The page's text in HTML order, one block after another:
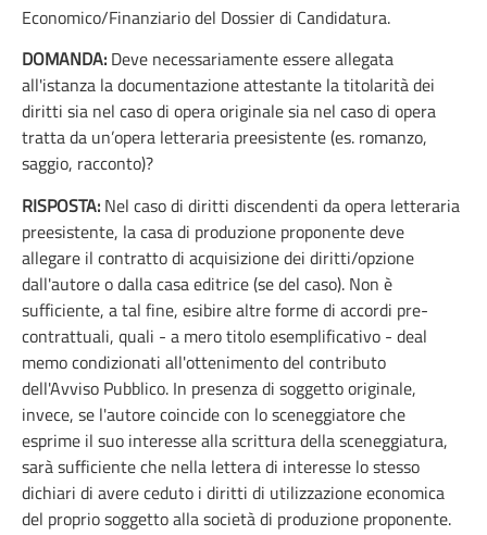
Economico/Finanziario del Dossier di Candidatura.
DOMANDA: Deve necessariamente essere allegata
all'istanza la documentazione attestante la titolarità dei
diritti sia nel caso di opera originale sia nel caso di opera
tratta da un’opera letteraria preesistente (es. romanzo,
saggio, racconto)?
RISPOSTA: Nel caso di diritti discendenti da opera letteraria
preesistente, la casa di produzione proponente deve
allegare il contratto di acquisizione dei diritti/opzione
dall'autore o dalla casa editrice (se del caso). Non è
sufficiente, a tal fine, esibire altre forme di accordi pre-
contrattuali, quali - a mero titolo esemplificativo - deal
memo condizionati all'ottenimento del contributo
dell'Avviso Pubblico. In presenza di soggetto originale,
invece, se l'autore coincide con lo sceneggiatore che
esprime il suo interesse alla scrittura della sceneggiatura,
sarà sufficiente che nella lettera di interesse lo stesso
dichiari di avere ceduto i diritti di utilizzazione economica
del proprio soggetto alla società di produzione proponente.